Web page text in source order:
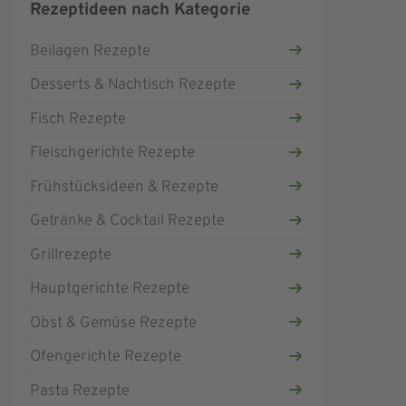
Rezeptideen nach Kategorie
Beilagen Rezepte
Desserts & Nachtisch Rezepte
Fisch Rezepte
Fleischgerichte Rezepte
Frühstücksideen & Rezepte
Getränke & Cocktail Rezepte
Grillrezepte
Hauptgerichte Rezepte
Obst & Gemüse Rezepte
Ofengerichte Rezepte
Pasta Rezepte